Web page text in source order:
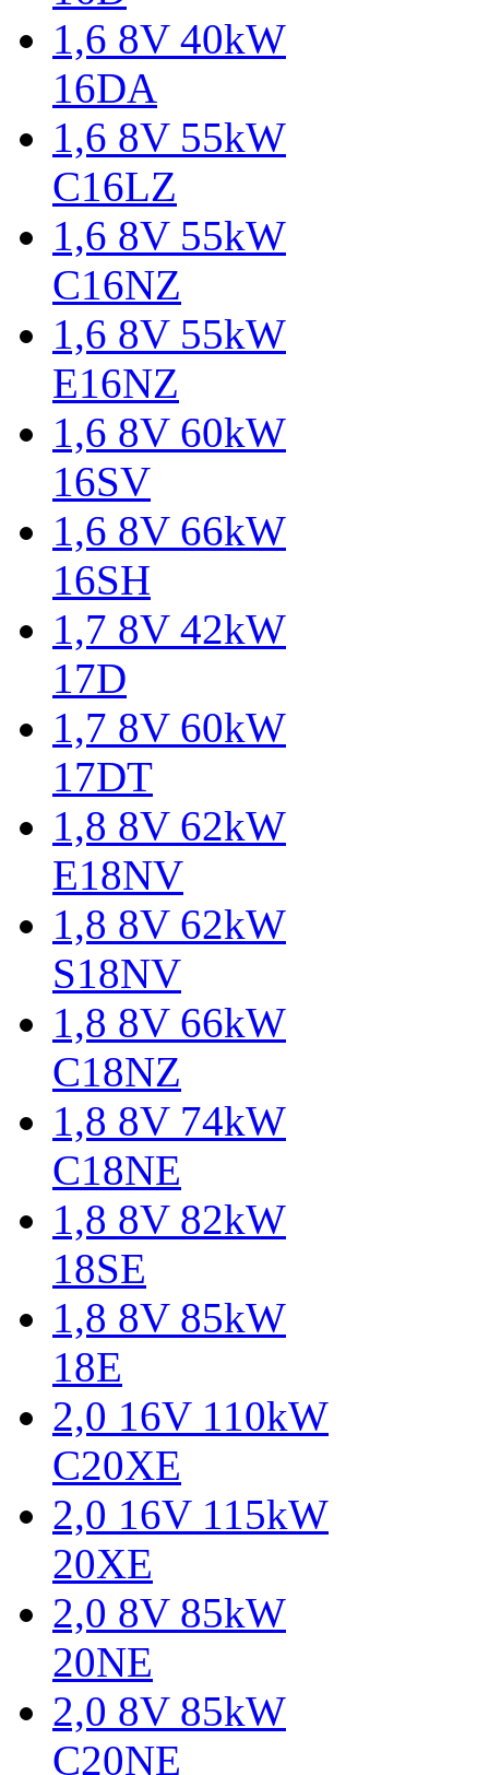
1,6 8V 40kW
16DA
1,6 8V 55kW
C16LZ
1,6 8V 55kW
C16NZ
1,6 8V 55kW
E16NZ
1,6 8V 60kW
16SV
1,6 8V 66kW
16SH
1,7 8V 42kW
17D
1,7 8V 60kW
17DT
1,8 8V 62kW
E18NV
1,8 8V 62kW
S18NV
1,8 8V 66kW
C18NZ
1,8 8V 74kW
C18NE
1,8 8V 82kW
18SE
1,8 8V 85kW
18E
2,0 16V 110kW
C20XE
2,0 16V 115kW
20XE
2,0 8V 85kW
20NE
2,0 8V 85kW
C20NE